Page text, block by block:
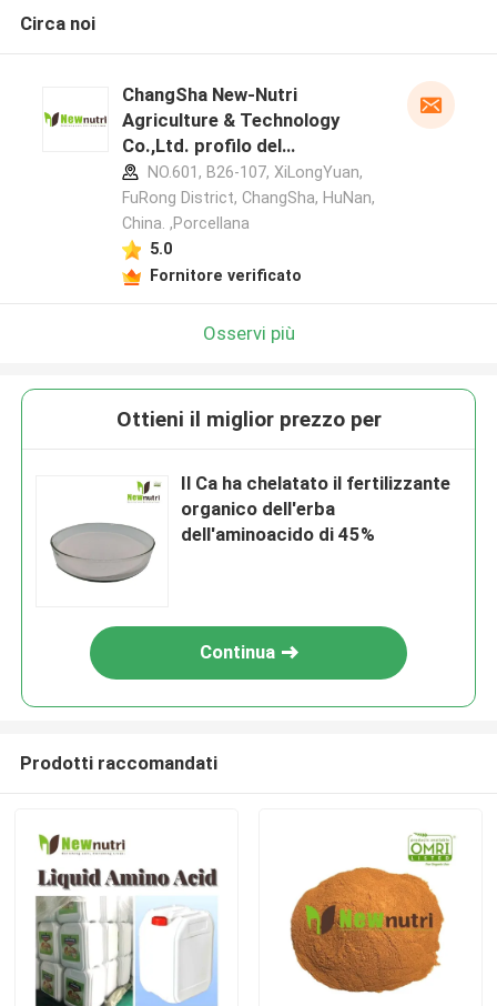
Circa noi
ChangSha New-Nutri
Agriculture & Technology
Co.,Ltd. profilo del
produttore
NO.601, B26-107, XiLongYuan,
FuRong District, ChangSha, HuNan,
China. ,Porcellana
5.0
Fornitore verificato
Osservi più
Ottieni il miglior prezzo per
Il Ca ha chelatato il fertilizzante
organico dell'erba
dell'aminoacido di 45%
Continua
Prodotti raccomandati